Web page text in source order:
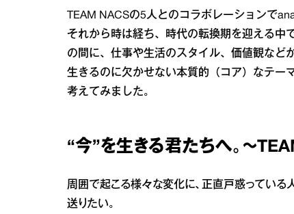
TEAM NACSの5人とのコラボレーションで
それから時は経ち、時代の転換期を迎える中
の間に、仕事や生活のスタイル、価値観など
生きるのに欠かせない本質的（コア）なテー
考えてみました。
“今”を生きる君たちへ。～
周囲で起こる様々な変化に、正直戸惑ってい
送りたい。